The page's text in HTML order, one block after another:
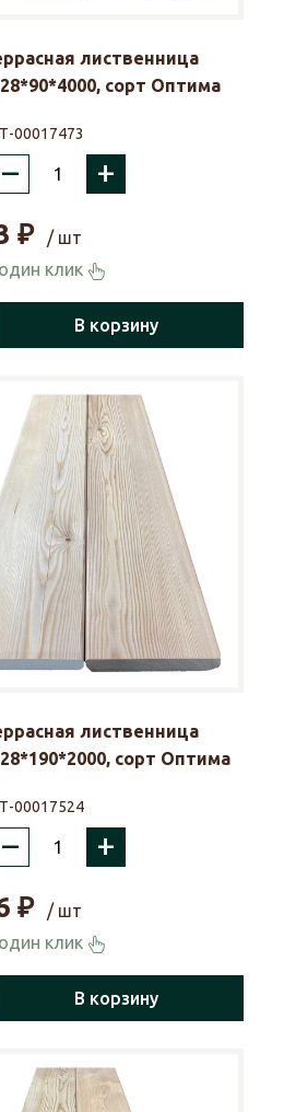
лиственница
сорт Оптима
00017473
– +
₽
/ шт
клик
В корзину
лиственница
сорт Оптима
00017524
– +
₽
/ шт
клик
В корзину